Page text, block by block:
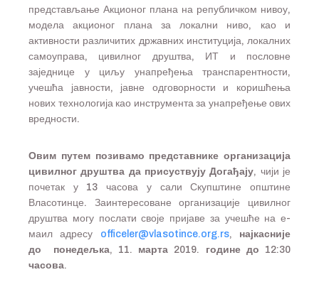
представљање Акционог плана на републичком нивоу,
модела акционог плана за локални ниво, као и
активности различитих државних институција, локалних
самоуправа, цивилног друштва, ИТ и пословне
заједнице у циљу унапређења транспарентности,
учешћа јавности, јавне одговорности и коришћења
нових технологија као инструмента за унапређење ових
вредности.
Овим путем позивамо представнике организација
цивилног друштва да присуствују Догађају, чији је
почетак у 13 часова у сали Скупштине општине
Власотинце. Заинтересоване организације цивилног
друштва могу послати своје пријаве за учешће на е-
маил адресу officeler@vlasotince.org.rs, најкасније
до понедељка, 11. марта 2019. године до 12:30
часова.